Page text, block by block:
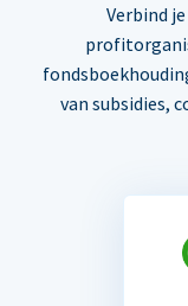
Verbind
van subsidies,